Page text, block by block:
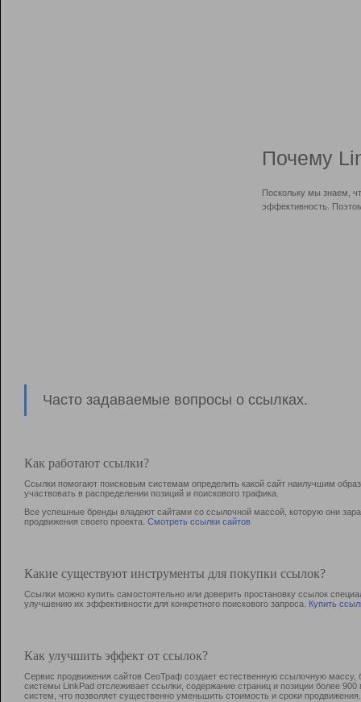
Почему
Поскольку мы знаем,
эффективность.
Часто задаваемые вопросы о ссылках.
Как работают ссылки?
Ссылки помогают поисковым системам определить какой сайт наилучшим
участвовать в раcпределении позиций и поискового трафика.
Все успешные бренды владеют сайтами со ссылочной массой, которую они
продвижения своего проекта. Смотреть ссылки сайтов
Какие существуют инструменты для покупки ссылок?
Ссылки можно купить самостоятельно или доверить простановку ссылок
улучшению их эффективности для конкретного поискового запроса. Купить
Как улучшить эффект от ссылок?
Сервис продвижения сайтов СеоТраф создает естественную ссылочную
системы LinkPad отслеживает ссылки, содержание страниц и позиции более
систем, что позволяет существенно уменьшить стоимость и сроки продвижения.